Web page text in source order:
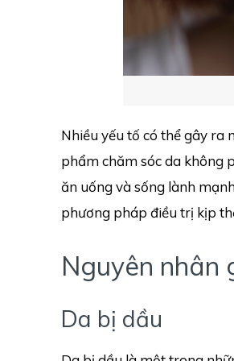
Nhiều yếu tố có thể gây ra
phẩm chăm sóc da không
ăn uống và sống lành
phương pháp điều trị kịp
Nguyên nhân
Da bị dầu